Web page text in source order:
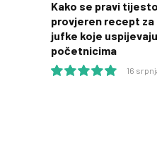
Kako se pravi
provjeren recept za
jufke koje
početnicima
16